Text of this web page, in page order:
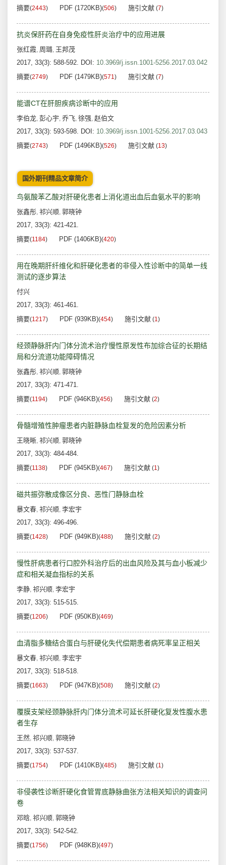
摘要(2443) PDF (1720KB)(506) 施引文献 (7)
抗炎保肝药在自身免疫性肝炎治疗中的应用进展
张红霞, 周璐, 王邦茂
2017, 33(3): 588-592. DOI: 10.3969/j.issn.1001-5256.2017.03.042
摘要(2749) PDF (1479KB)(571) 施引文献 (7)
能谱CT在肝胆疾病诊断中的应用
李伯龙, 彭心宇, 乔飞, 徐强, 赵伯文
2017, 33(3): 593-598. DOI: 10.3969/j.issn.1001-5256.2017.03.043
摘要(2743) PDF (1496KB)(526) 施引文献 (13)
国外期刊精品文章简介
鸟氨酸苯乙酸对肝硬化患者上消化道出血后血氨水平的影响
张鑫彤, 祁兴顺, 郭晓钟
2017, 33(3): 421-421.
摘要(1184) PDF (1406KB)(420)
用在晚期肝纤维化和肝硬化患者的非侵入性诊断中的简单一线
测试的逐步算法
付兴
2017, 33(3): 461-461.
摘要(1217) PDF (939KB)(454) 施引文献 (1)
经颈静脉肝内门体分流术治疗慢性原发性布加综合征的长期结
局和分流道功能障碍情况
张鑫彤, 祁兴顺, 郭晓钟
2017, 33(3): 471-471.
摘要(1194) PDF (946KB)(456) 施引文献 (2)
骨髓增殖性肿瘤患者内脏静脉血栓复发的危险因素分析
王晓晰, 祁兴顺, 郭晓钟
2017, 33(3): 484-484.
摘要(1138) PDF (945KB)(467) 施引文献 (1)
磁共振弥散成像区分良、恶性门静脉血栓
暴文春, 祁兴顺, 李宏宇
2017, 33(3): 496-496.
摘要(1428) PDF (949KB)(488) 施引文献 (2)
慢性肝病患者行口腔外科治疗后的出血风险及其与血小板减少
症和相关凝血指标的关系
李静, 祁兴顺, 李宏宇
2017, 33(3): 515-515.
摘要(1206) PDF (950KB)(469)
血清脂多糖结合蛋白与肝硬化失代偿期患者病死率呈正相关
暴文春, 祁兴顺, 李宏宇
2017, 33(3): 518-518.
摘要(1663) PDF (947KB)(508) 施引文献 (2)
覆膜支架经颈静脉肝内门体分流术可延长肝硬化复发性腹水患
者生存
王然, 祁兴顺, 郭晓钟
2017, 33(3): 537-537.
摘要(1754) PDF (1410KB)(485) 施引文献 (1)
非侵袭性诊断肝硬化食管胃底静脉曲张方法相关知识的调查问
卷
邓晗, 祁兴顺, 郭晓钟
2017, 33(3): 542-542.
摘要(1756) PDF (948KB)(497)